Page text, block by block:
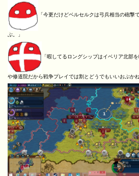
「今更だけどベルセルクは弓兵相当の砲撃
ぶ。」
「暇してるロングシップはイベリア北部
や修道院だから戦争プレイでは割とどうでもいいおぶかね